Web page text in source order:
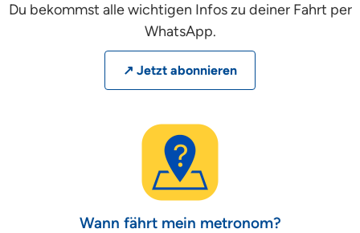
Du bekommst alle wichtigen Infos zu deiner Fahrt per
WhatsApp.
↗ Jetzt abonnieren
Wann fährt mein metronom?